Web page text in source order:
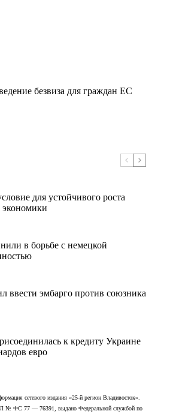
безвиза для граждан ЕС
для устойчивого роста
экономики
в борьбе с немецкой
ввести эмбарго против союзника
к кредиту Украине
евро
сетевого издания «25-й регион Владивосток».
№ ФС 77 — 76391, выдано Федеральной службой по